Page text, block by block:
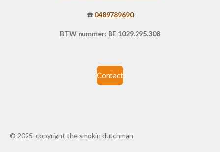
☎️0489789690
BTW nummer: BE 1029.295.308
Contact
© 2025 copyright the smokin dutchman